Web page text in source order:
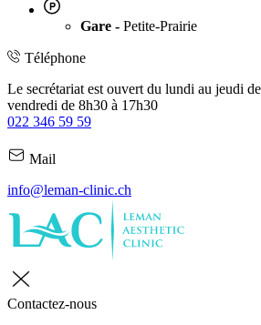
Gare - Petite-Prairie
Téléphone
Le secrétariat est ouvert du lundi au jeudi
vendredi de 8h30 à 17h30
022 346 59 59
Mail
info@leman-clinic.ch
Contactez-nous